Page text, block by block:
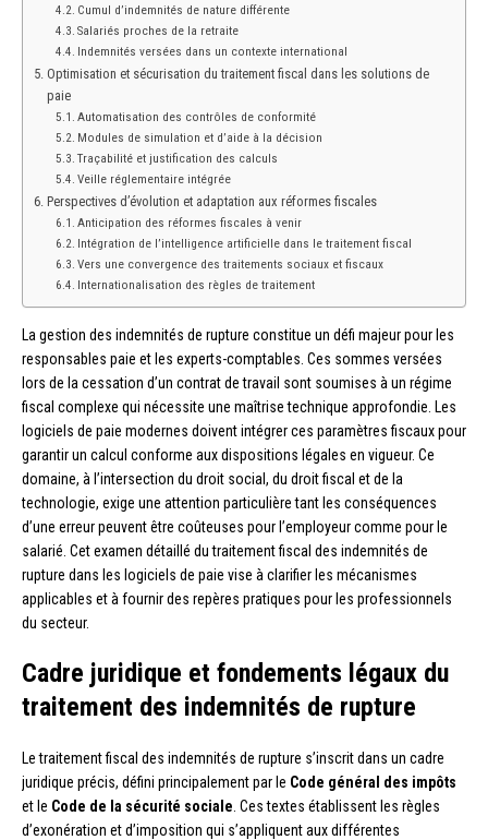
Cumul d’indemnités de nature différente
Salariés proches de la retraite
Indemnités versées dans un contexte international
Optimisation et sécurisation du traitement fiscal dans les solutions de
paie
Automatisation des contrôles de conformité
Modules de simulation et d’aide à la décision
Traçabilité et justification des calculs
Veille réglementaire intégrée
Perspectives d’évolution et adaptation aux réformes fiscales
Anticipation des réformes fiscales à venir
Intégration de l’intelligence artificielle dans le traitement fiscal
Vers une convergence des traitements sociaux et fiscaux
Internationalisation des règles de traitement
La gestion des indemnités de rupture constitue un défi majeur pour les
responsables paie et les experts-comptables. Ces sommes versées
lors de la cessation d’un contrat de travail sont soumises à un régime
fiscal complexe qui nécessite une maîtrise technique approfondie. Les
logiciels de paie modernes doivent intégrer ces paramètres fiscaux pour
garantir un calcul conforme aux dispositions légales en vigueur. Ce
domaine, à l’intersection du droit social, du droit fiscal et de la
technologie, exige une attention particulière tant les conséquences
d’une erreur peuvent être coûteuses pour l’employeur comme pour le
salarié. Cet examen détaillé du traitement fiscal des indemnités de
rupture dans les logiciels de paie vise à clarifier les mécanismes
applicables et à fournir des repères pratiques pour les professionnels
du secteur.
Cadre juridique et fondements légaux du
traitement des indemnités de rupture
Le traitement fiscal des indemnités de rupture s’inscrit dans un cadre
juridique précis, défini principalement par le Code général des impôts
et le Code de la sécurité sociale . Ces textes établissent les règles
d’exonération et d’imposition qui s’appliquent aux différentes